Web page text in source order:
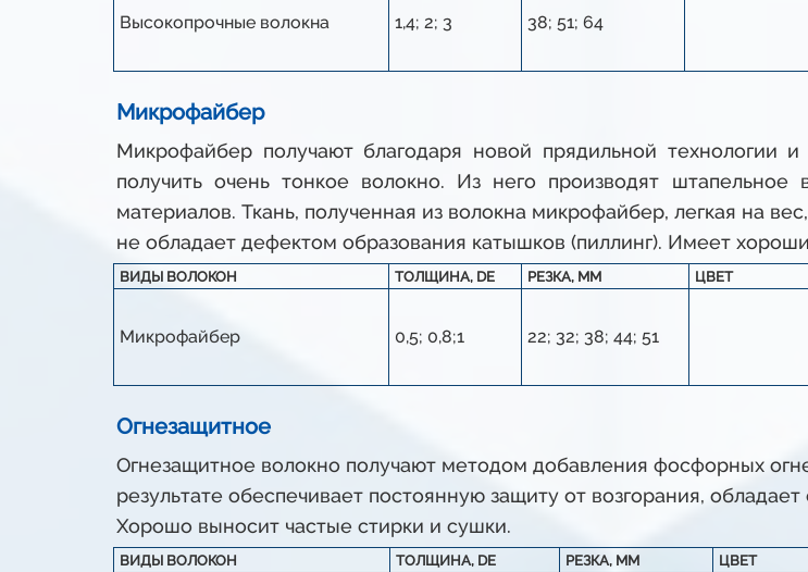
Высокопрочные волокна 1,4; 2; 3 38; 51; 64
Микрофайбер
Микрофайбер получают благодаря новой прядильной технологии
получить очень тонкое волокно. Из него производят
материалов. Ткань, полученная из волокна микрофайбер, легкая на
не обладает дефектом образования катышков (пиллинг). Имеет
ВИДЫ ВОЛОКОН ТОЛЩИНА, DE РЕЗКА, ММ ЦВЕТ
Микрофайбер 0,5; 0,8;1 22; 32; 38; 44; 51
Огнезащитное
Огнезащитное волокно получают методом добавления фосфорных
результате обеспечивает постоянную защиту от возгорания,
Хорошо выносит частые стирки и сушки.
ВИДЫ ВОЛОКОН ТОЛЩИНА, DE РЕЗКА, ММ ЦВЕТ